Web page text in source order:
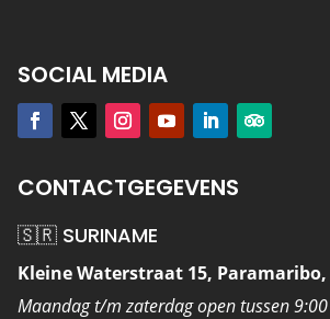
SOCIAL MEDIA
CONTACTGEGEVENS
🇸🇷 SURINAME
Kleine Waterstraat 15,
Maandag t/m zaterdag open tussen